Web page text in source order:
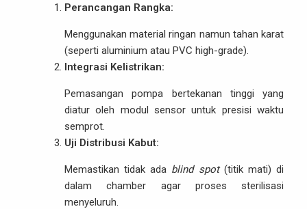
Perancangan Rangka:
Menggunakan material ringan namun tahan karat
(seperti aluminium atau PVC high-grade).
Integrasi Kelistrikan:
Pemasangan pompa bertekanan tinggi yang
diatur oleh modul sensor untuk presisi waktu
semprot.
Uji Distribusi Kabut:
Memastikan tidak ada blind spot(titik mati) di
dalam chamber agar proses sterilisasi
menyeluruh.